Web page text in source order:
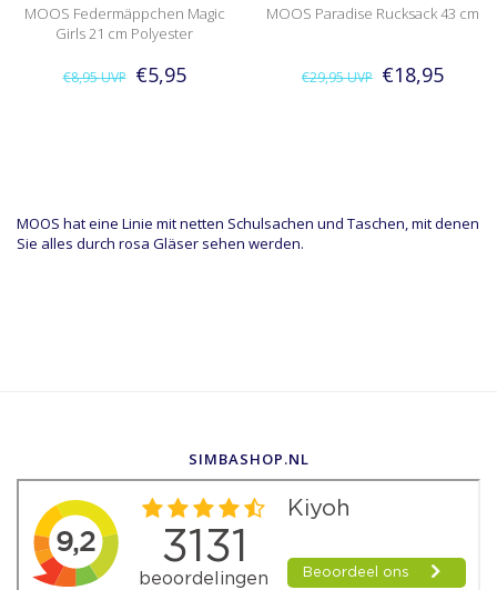
MOOS Federmäppchen Magic
Girls 21 cm Polyester
€8,95UVP €5,95
MOOS Paradise Rucksack 43 cm
€29,95UVP €18,95
MOOS hat eine Linie mit netten Schulsachen und Taschen, mit denen
Sie alles durch rosa Gläser sehen werden.
SIMBASHOP.NL